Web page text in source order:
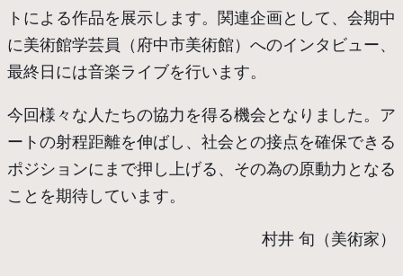
トによる作品を展示します。関連企画として、会期中
に美術館学芸員（府中市美術館）へのインタビュー、
最終日には音楽ライブを行います。
今回様々な人たちの協力を得る機会となりました。ア
ートの射程距離を伸ばし、社会との接点を確保できる
ポジションにまで押し上げる、その為の原動力となる
ことを期待しています。
村井 旬（美術家）